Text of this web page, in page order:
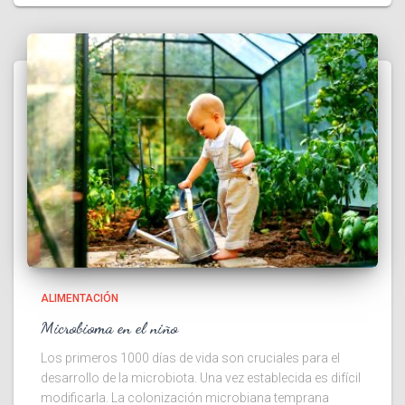
ALIMENTACIÓN
Microbioma en el niño
Los primeros 1000 días de vida son cruciales para el
desarrollo de la microbiota. Una vez establecida es difícil
modificarla. La colonización microbiana temprana